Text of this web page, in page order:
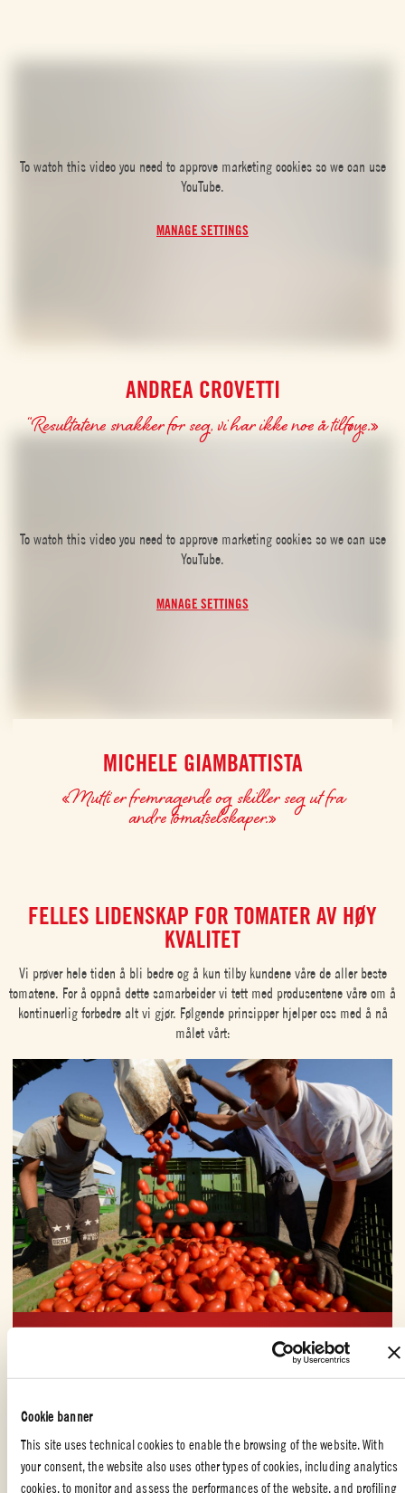
Cookie banner
This site uses technical cookies to enable the browsing of the website. With
your consent, the website also uses other types of cookies, including analytics
cookies, to monitor and assess the performances of the website, and profiling
To watch this video you need to approve marketing cookies so we can use
YouTube.
MANAGE SETTINGS
ANDREA CROVETTI
“Resultatene snakker for seg, vi har ikke noe å tilføye.»
MICHELE GIAMBATTISTA
«Mutti er fremragende og skiller seg ut fra
andre tomatselskaper.»
To watch this video you need to approve marketing cookies so we can use
YouTube.
MANAGE SETTINGS
FELLES LIDENSKAP FOR TOMATER AV HØY
KVALITET
Vi prøver hele tiden å bli bedre og å kun tilby kundene våre de aller beste
tomatene. For å oppnå dette samarbeider vi tett med produsentene våre om å
kontinuerlig forbedre alt vi gjør. Følgende prinsipper hjelper oss med å nå
målet vårt:
Høyere pris for bedre tomater.
Vi betaler bøndene våre mer enn bransjegjennomsnittet. I
2019 betalte vi 10,5 prosent * mer enn gjennomsnittet i Nord-
Italia og 30 prosent mer enn bransjegjennomsnittet i sør. På
den måten styrker vi partnerskap og frigjør kapital til